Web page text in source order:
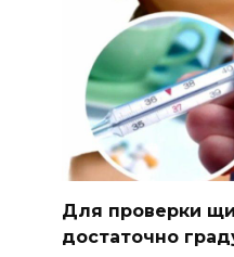
Для проверки
достаточно